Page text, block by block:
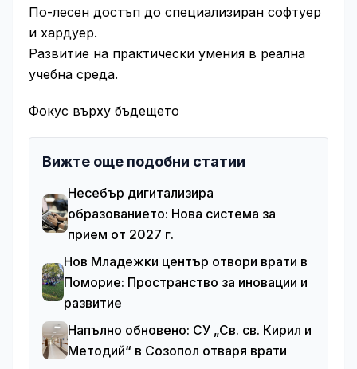
По-лесен достъп до специализиран софтуер
и хардуер.
Развитие на практически умения в реална
учебна среда.
Фокус върху бъдещето
Вижте още подобни статии
Несебър дигитализира
образованието: Нова система за
прием от 2027 г.
Нов Младежки център отвори врати в
Поморие: Пространство за иновации и
развитие
Напълно обновено: СУ „Св. св. Кирил и
Методий“ в Созопол отваря врати